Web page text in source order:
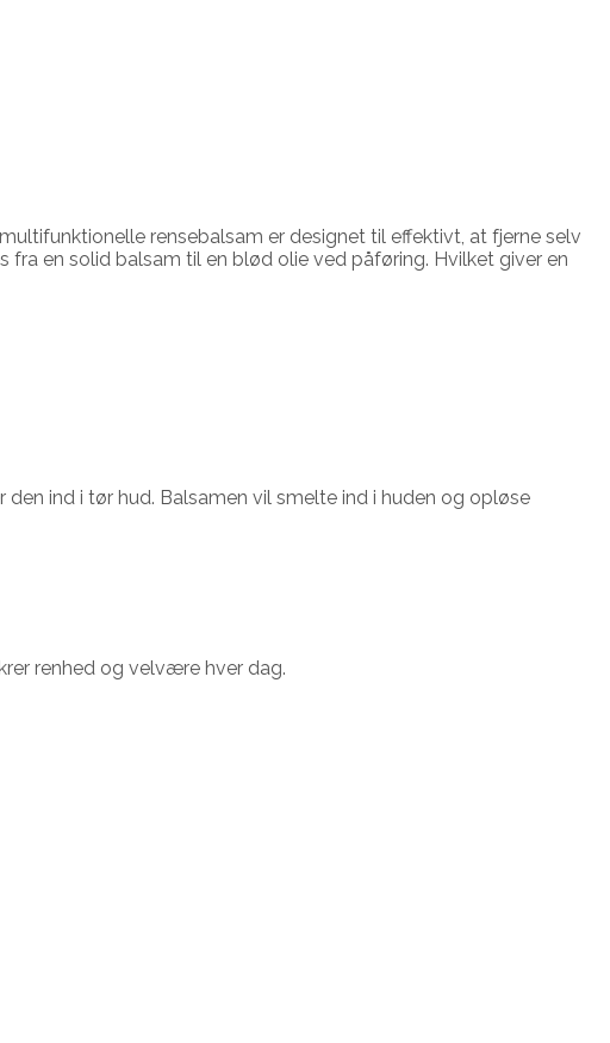
rensebalsam er designet til effektivt, at fjerne selv
en solid balsam til en blød olie ved påføring. Hvilket giver en
ind i tør hud. Balsamen vil smelte ind i huden og opløse
renhed og velvære hver dag.